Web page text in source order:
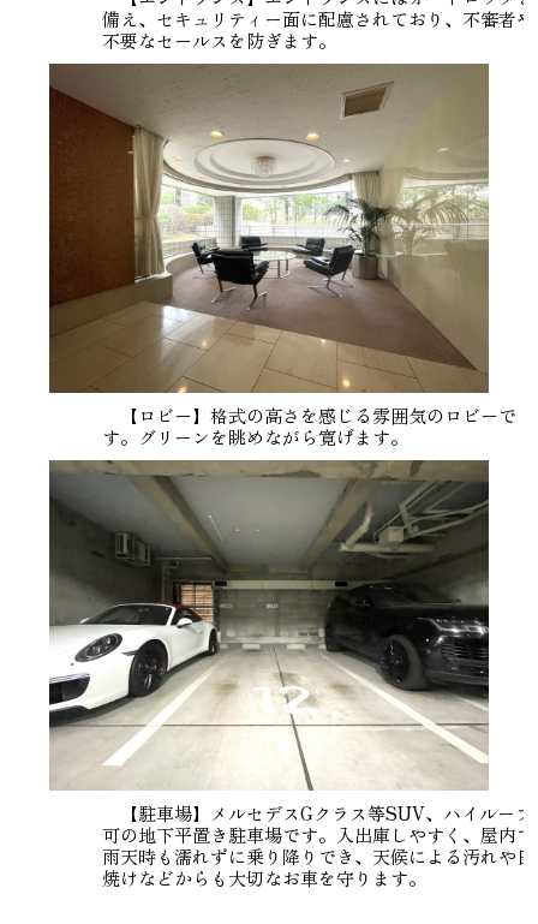
備え、セキュリティー面に配慮されており、不審者や
不要なセールスを防ぎます。
【ロビー】格式の高さを感じる雰囲気のロビーで
す。グリーンを眺めながら寛げます。
【駐車場】メルセデスGクラス等SUV、ハイルーフ
可の地下平置き駐車場です。入出庫しやすく、屋内で
雨天時も濡れずに乗り降りでき、天候による汚れや日
焼けなどからも大切なお車を守ります。